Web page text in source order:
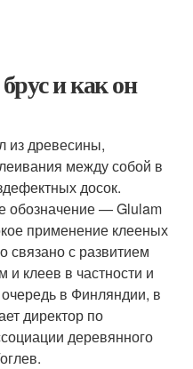
и как он
из древесины,
между собой в
досок.
обозначение — Glulam
применение клееных
связано с развитием
клеев в частности и
в Финляндии, в
директор по
деревянного